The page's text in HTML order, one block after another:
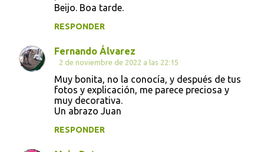
Beijo. Boa tarde.
RESPONDER
Fernando Álvarez
2 de noviembre de 2022 a las 22:15
Muy bonita, no la conocía, y después de tus
fotos y explicación, me parece preciosa y
muy decorativa.
Un abrazo Juan
RESPONDER